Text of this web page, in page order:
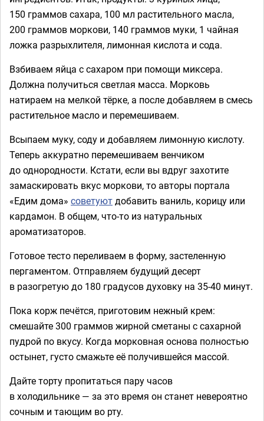
150 граммов сахара, 100 мл растительного масла,
200 граммов моркови, 140 граммов муки, 1 чайная
ложка разрыхлителя, лимонная кислота и сода.
Взбиваем яйца с сахаром при помощи миксера.
Должна получиться светлая масса. Морковь
натираем на мелкой тёрке, а после добавляем в смесь
растительное масло и перемешиваем.
Всыпаем муку, соду и добавляем лимонную кислоту.
Теперь аккуратно перемешиваем венчиком
до однородности. Кстати, если вы вдруг захотите
замаскировать вкус моркови, то авторы портала
«Едим дома» советуютдобавить ваниль, корицу или
кардамон. В общем, что-то из натуральных
ароматизаторов.
Готовое тесто переливаем в форму, застеленную
пергаментом. Отправляем будущий десерт
в разогретую до 180 градусов духовку на 35-40 минут.
Пока корж печётся, приготовим нежный крем:
смешайте 300 граммов жирной сметаны с сахарной
пудрой по вкусу. Когда морковная основа полностью
остынет, густо смажьте её получившейся массой.
Дайте торту пропитаться пару часов
в холодильнике — за это время он станет невероятно
сочным и тающим во рту.